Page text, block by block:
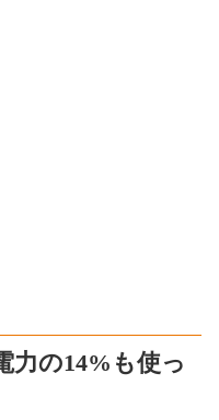
力の14%も使っ